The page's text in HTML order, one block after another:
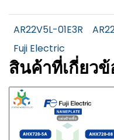
AR22V5L-01E3R
Fuji Electric
สินค้าที่เกี่ยวข้